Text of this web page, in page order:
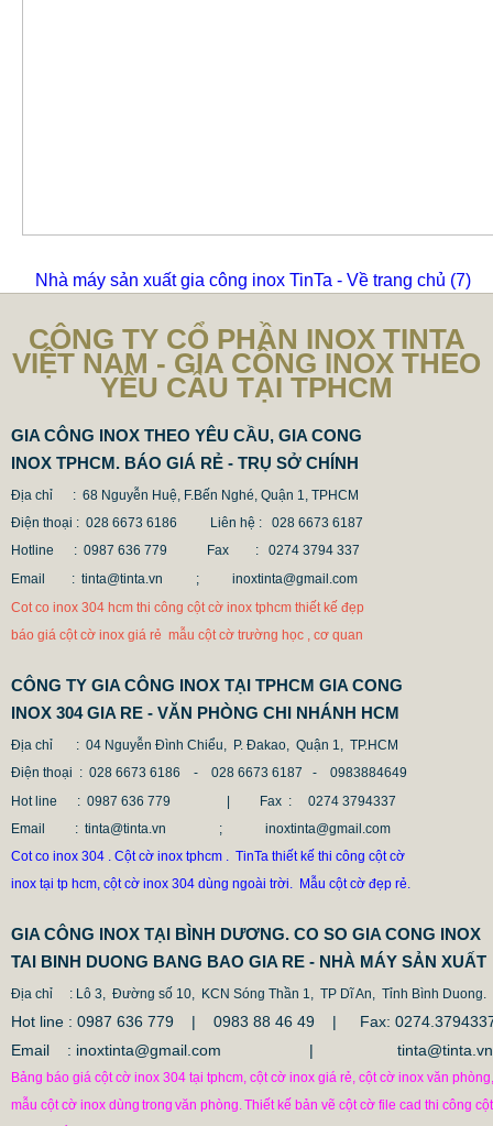
Nhà máy sản xuất gia công inox TinTa - Về trang chủ (6)
CÔNG TY CỔ PHẦN INOX TINTA
VIỆT NAM - GIA CÔNG INOX THEO
YÊU CẦU TẠI TPHCM
GIA CÔNG INOX THEO YÊU CẦU, GIA CONG
INOX TPHCM. BÁO GIÁ RẺ - TRỤ SỞ CHÍNH
Địa chỉ : 68 Nguyễn Huệ, F.Bến Nghé, Quận 1, TPHCM
Điện thoại : 028 6673 6186
Liên hệ : 028 6673 6187
Hotline : 0987 636 779 Fax
: 0274 3794 337
Email : tinta@tinta.vn ;
inoxtinta@gmail.com
Cot co inox 304 hcm thi công cột cờ inox tphcm thiết kế đẹp
báo giá cột cờ inox giá rẻ mẫu cột cờ trường học , cơ quan
CÔNG TY GIA CÔNG INOX TẠI TPHCM GIA CONG
INOX 304 GIA RE - VĂN PHÒNG CHI NHÁNH HCM
Địa chỉ
: 04 Nguyễn Đình Chiểu, P. Đakao, Quận 1, TP.HCM
Điện thoại : 028 6673 6186 - 028 6673 6187 -
0983884649
Hot line
: 0987 636 779 | Fax :
0274 3794337
Email
: tinta@tinta.vn ; inoxtinta@gmail.com
Cot co inox 304 . Cột cờ inox tphcm . TinTa thiết kế thi công cột cờ
inox tại tp hcm, cột cờ inox 304 dùng ngoài trời. Mẫu cột cờ đẹp rẻ.
GIA CÔNG INOX TẠI BÌNH DƯƠNG. CO SO GIA CONG INOX
TAI BINH DUONG BANG BAO GIA RE - NHÀ MÁY SẢN XUẤT
Địa chỉ : Lô 3, Đường số 10, KCN Sóng Thần 1, TP Dĩ An, Tỉnh Bình Duong.
Hot line : 0987 636 779 | 0983 88 46 49 |
Fax:
Email : inoxtinta@gmail.com | tinta@tinta.vn
Bảng báo giá cột cờ inox 304 tại tphcm, cột cờ inox giá rẻ, cột cờ inox văn phòng,
mẫu cột cờ inox dùng trong văn phòng.Thiết kế bản vẽ cột cờ file cad thi công cột